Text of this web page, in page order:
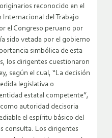
reconocido en el
Internacional del Trabajo
el Congreso peruano por
sido vetada por el gobierno
simbólica de esta
los dirigentes cuestionaron
según el cual, “La decisión
legislativa o
estatal competente”,
autoridad decisoria
el espíritu básico del
consulta. Los dirigentes